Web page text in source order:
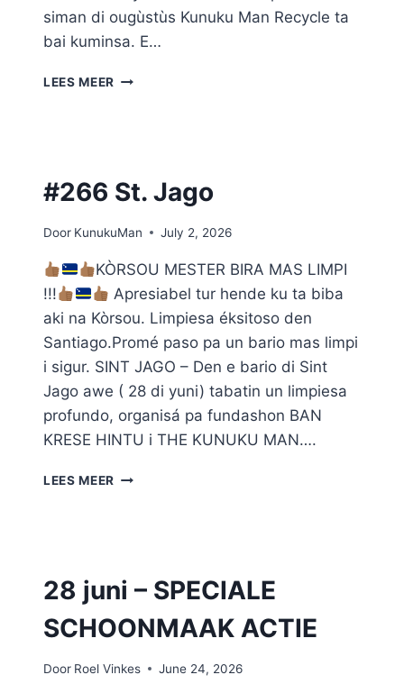
siman di ougùstùs Kunuku Man Recycle ta
bai kuminsa. E…
LEES MEER #267
#266 St. Jago
Door KunukuMan July 2, 2026
KÒRSOU MESTER BIRA MAS LIMPI
!!!
Apresiabel tur hende ku ta biba
aki na Kòrsou. Limpiesa éksitoso den
Santiago.Promé paso pa un bario mas limpi
i sigur. SINT JAGO – Den e bario di Sint
Jago awe ( 28 di yuni) tabatin un limpiesa
profundo, organisá pa fundashon BAN
KRESE HINTU i THE KUNUKU MAN….
LEES MEER #266
28 juni – SPECIALE
SCHOONMAAK ACTIE
Door Roel Vinkes June 24, 2026